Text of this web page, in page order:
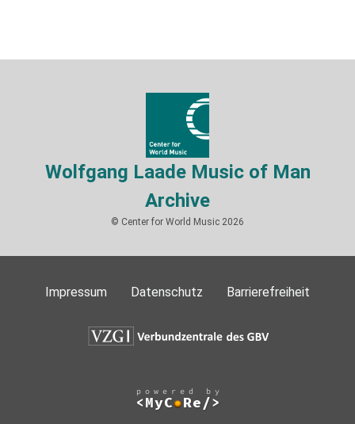
Wolfgang Laade Music of Man
Archive
© Center for World Music 2026
Impressum Datenschutz Barrierefreiheit